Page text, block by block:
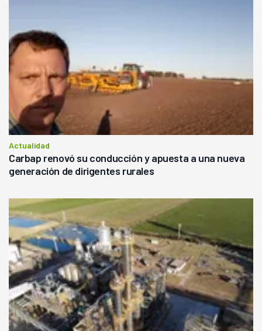
Actualidad
Carbap renovó su conducción y apuesta a una nueva
generación de dirigentes rurales